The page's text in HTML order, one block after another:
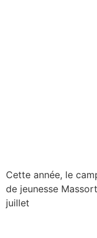
Cette année, le
de jeunesse
juillet